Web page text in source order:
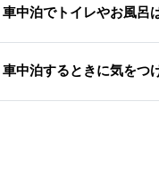
車中泊でトイレやお風呂
車中泊するときに気をつ